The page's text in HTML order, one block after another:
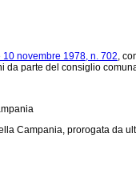
novembre 1978, n. 702,
da parte del consiglio
Campania, prorogata da